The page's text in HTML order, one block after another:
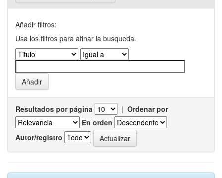
Añadir filtros:
Usa los filtros para afinar la busqueda.
Resultados por página | Ordenar por
En orden
Autor/registro